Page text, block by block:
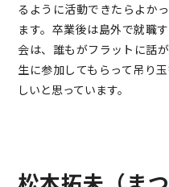
るように活動できたらよか
ます。卒業後は島外で就職
会は、誰もがフラットに話
生に参加してもらって吊り
しいと思っています。